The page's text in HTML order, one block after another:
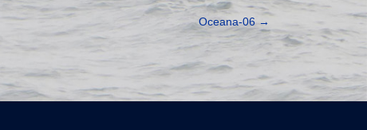
Oceana-06 →